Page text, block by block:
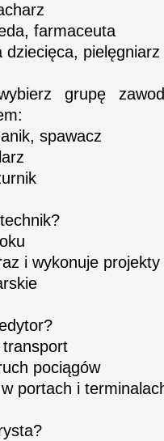
farmaceuta
pielęgniarz
grupę
spawacz
i wykonuje
pociągów
portach i